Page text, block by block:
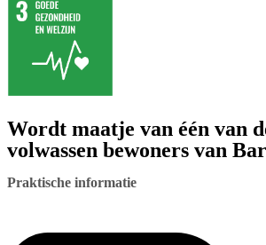
Wordt maatje van één van
volwassen bewoners van
Praktische informatie